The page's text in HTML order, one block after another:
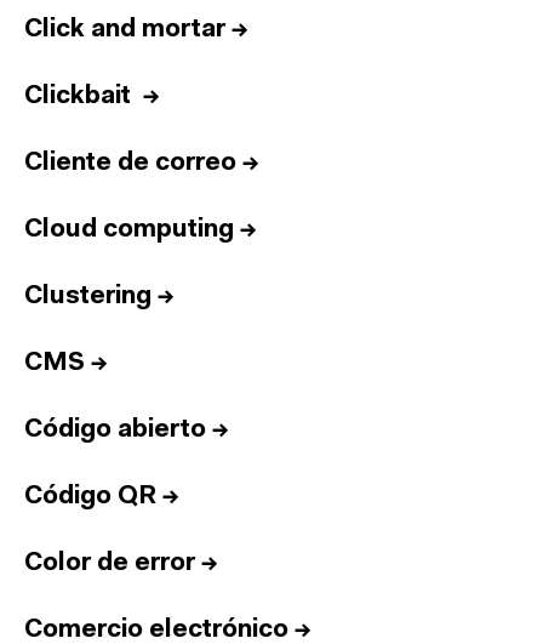
Click and mortar→
Clickbait →
Cliente de correo →
Cloud computing →
Clustering →
CMS →
Código abierto →
Código QR →
Color de error→
Comercio electrónico →